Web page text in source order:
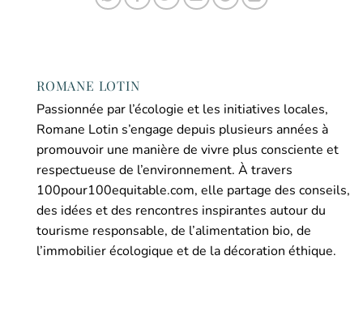
ROMANE LOTIN
Passionnée par l’écologie et les initiatives locales,
Romane Lotin s’engage depuis plusieurs années à
promouvoir une manière de vivre plus consciente et
respectueuse de l’environnement. À travers
100pour100equitable.com, elle partage des conseils,
des idées et des rencontres inspirantes autour du
tourisme responsable, de l’alimentation bio, de
l’immobilier écologique et de la décoration éthique.